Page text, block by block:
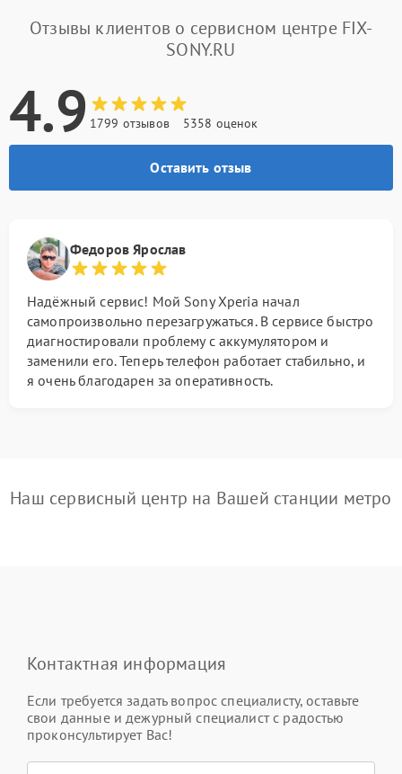
Отзывы клиентов о сервисном центре FIX-
SONY.RU
4.9 1799 отзывов 5358 оценок
Оставить отзыв
Федоров Ярослав
Надёжный сервис! Мой Sony Xperia начал
самопроизвольно перезагружаться. В сервисе быстро
диагностировали проблему с аккумулятором и
заменили его. Теперь телефон работает стабильно, и
я очень благодарен за оперативность.
Наш сервисный центр на Вашей станции метро
Контактная информация
Если требуется задать вопрос специалисту, оставьте
свои данные и дежурный специалист с радостью
проконсультирует Вас!